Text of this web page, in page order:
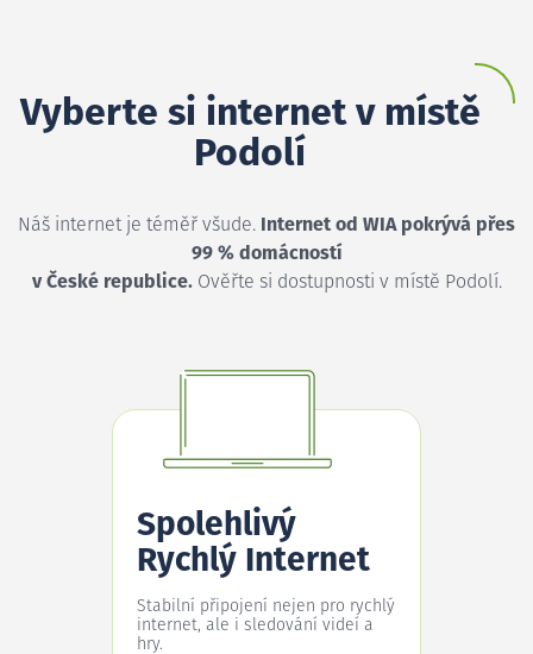
Vyberte si internet v místě
Podolí
Náš internet je téměř všude. Internet od WIA pokrývá přes
99 % domácností
v České republice.Ověřte si dostupnosti v místě Podolí.
Spolehlivý
Rychlý Internet
Stabilní připojení nejen pro rychlý
internet, ale i sledování videí a
hry.